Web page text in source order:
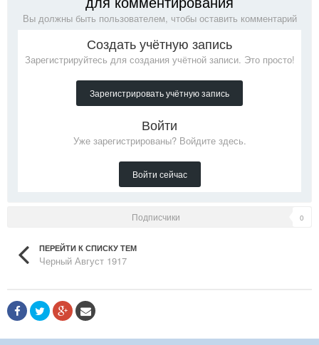
Вы должны быть пользователем, чтобы оставить комментарий
Создать учётную запись
Зарегистрируйтесь для создания учётной записи. Это просто!
Зарегистрировать учётную запись
Войти
Уже зарегистрированы? Войдите здесь.
Войти сейчас
Подписчики 0
ПЕРЕЙТИ К СПИСКУ ТЕМ
Черный Август 1917